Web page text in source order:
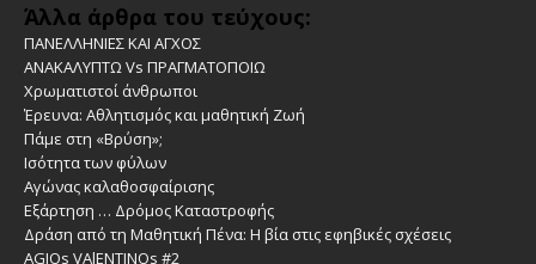
Άλλα άρθρα του τεύχους:
ΠΑΝΕΛΛΗΝΙΕΣ ΚΑΙ ΑΓΧΟΣ
ΑΝΑΚΑΛΥΠΤΩ Vs ΠΡΑΓΜΑΤΟΠΟΙΩ
Χρωματιστοί άνθρωποι
Έρευνα: Αθλητισμός και μαθητική Ζωή
Πάμε στη «Βρύση»;
Ισότητα των φύλων
Αγώνας καλαθοσφαίρισης
Εξάρτηση … Δρόμος Καταστροφής
Δράση από τη Μαθητική Πένα: Η βία στις εφηβικές σχέσεις
AGΙΟs VΑlΕΝΤΙΝΟs #2